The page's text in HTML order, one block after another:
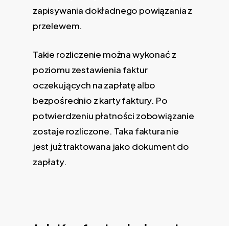
zapisywania dokładnego powiązania z
przelewem.
Takie rozliczenie można wykonać z
poziomu zestawienia faktur
oczekujących na zapłatę albo
bezpośrednio z karty faktury. Po
potwierdzeniu płatności zobowiązanie
zostaje rozliczone. Taka faktura nie
jest już traktowana jako dokument do
zapłaty.